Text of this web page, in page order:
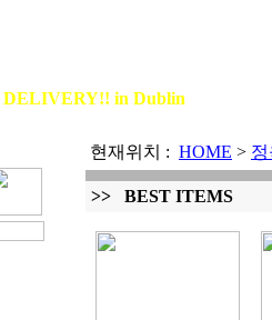
DELIVERY!! in Dublin
현재위치 : HOME >
>> BEST ITEMS